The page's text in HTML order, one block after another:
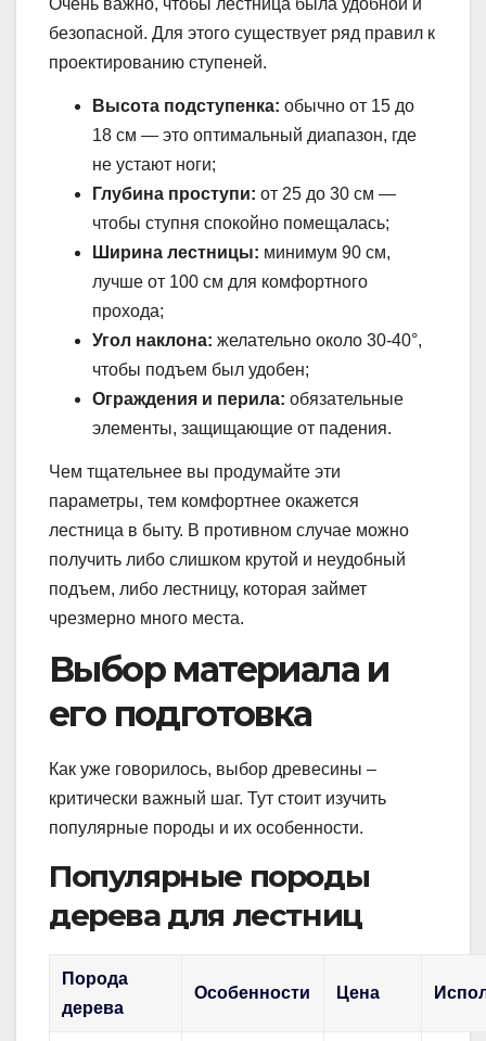
Очень важно, чтобы лестница была удобной и
безопасной. Для этого существует ряд правил к
проектированию ступеней.
Высота подступенка: обычно от 15 до
18 см — это оптимальный диапазон, где
не устают ноги;
Глубина проступи: от 25 до 30 см —
чтобы ступня спокойно помещалась;
Ширина лестницы: минимум 90 см,
лучше от 100 см для комфортного
прохода;
Угол наклона: желательно около 30-40°,
чтобы подъем был удобен;
Ограждения и перила: обязательные
элементы, защищающие от падения.
Чем тщательнее вы продумайте эти
параметры, тем комфортнее окажется
лестница в быту. В противном случае можно
получить либо слишком крутой и неудобный
подъем, либо лестницу, которая займет
чрезмерно много места.
Выбор материала и
его подготовка
Как уже говорилось, выбор древесины –
критически важный шаг. Тут стоит изучить
популярные породы и их особенности.
Популярные породы
дерева для лестниц
Порода
дерева
Особенности Цена